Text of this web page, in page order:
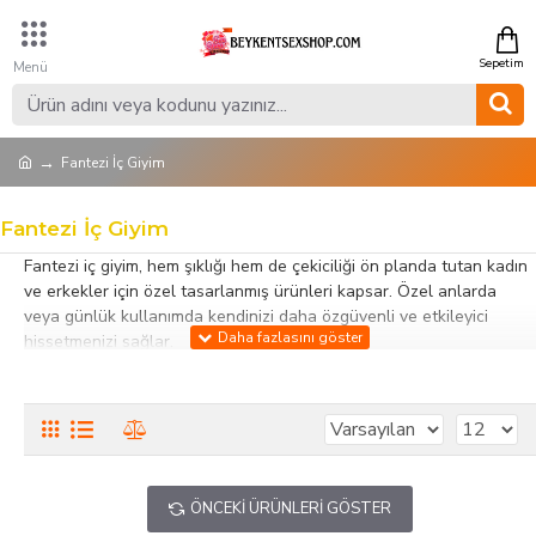
Fantezi İç Giyim
Fantezi İç Giyim
Fantezi iç giyim, hem şıklığı hem de çekiciliği ön planda tutan kadın
ve erkekler için özel tasarlanmış ürünleri kapsar. Özel anlarda
veya günlük kullanımda kendinizi daha özgüvenli ve etkileyici
hissetmenizi sağlar.
ve esnek materyallerden üretilmiş olup farklı beden ve stillerde
sunulur. Babydoll, body, korseler, erotik setler ve diğer özel
tasarımlar ile kullanıcıların tarz ve ihtiyacına hitap eder. Rahat ve
şık tasarımları, hem görsel hem de fiziksel konfor sağlar.
Fantezi iç giyim, romantik ve özel anları renklendirmenin yanı sıra
ÖNCEKI ÜRÜNLERI GÖSTER